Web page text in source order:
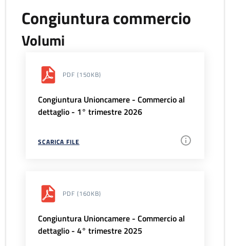
Congiuntura commercio
Volumi
PDF (150KB)
Congiuntura Unioncamere - Commercio al
dettaglio - 1° trimestre 2026
SCARICA FILE
PDF (160KB)
Congiuntura Unioncamere - Commercio al
dettaglio - 4° trimestre 2025